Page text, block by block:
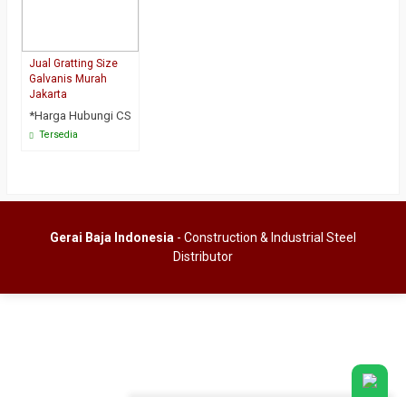
Jual Gratting Size
Galvanis Murah
Jakarta
*Harga Hubungi CS
Tersedia
Gerai Baja Indonesia - Construction & Industrial Steel
Distributor